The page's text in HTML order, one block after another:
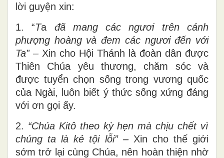
lời guyện xin:
1. “Ta đã mang các ngươi trên cánh
phượng hoàng và đem các ngươi đến với
Ta” –Xin cho Hội Thánh là đoàn dân được
Thiên Chúa yêu thương, chăm sóc và
được tuyển chọn sống trong vương quốc
của Ngài, luôn biết ý thức sống xứng đáng
với ơn gọi ấy.
2. “Chúa Kitô theo kỳ hẹn mà chịu chết vì
chúng ta là kẻ tội lỗi” –Xin cho thế giới
sớm trở lại cùng Chúa, nên hoàn thiện nhờ